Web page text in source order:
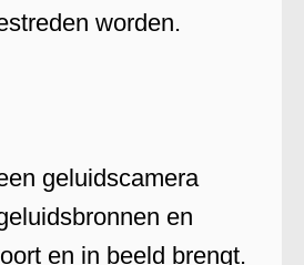
worden.
geluidscamera
en
en in beeld brengt.